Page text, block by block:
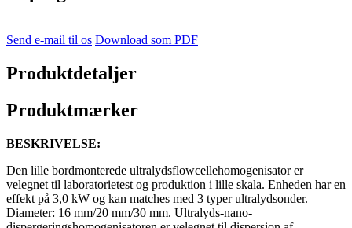
Send e-mail til os Download som PDF
Produktdetaljer
Produktmærker
BESKRIVELSE:
Den lille bordmonterede ultralydsflowcellehomogenisator er
velegnet til laboratorietest og produktion i lille skala. Enheden har en
effekt på 3,0 kW og kan matches med 3 typer ultralydsonder.
Diameter: 16 mm/20 mm/30 mm. Ultralyds-nano-